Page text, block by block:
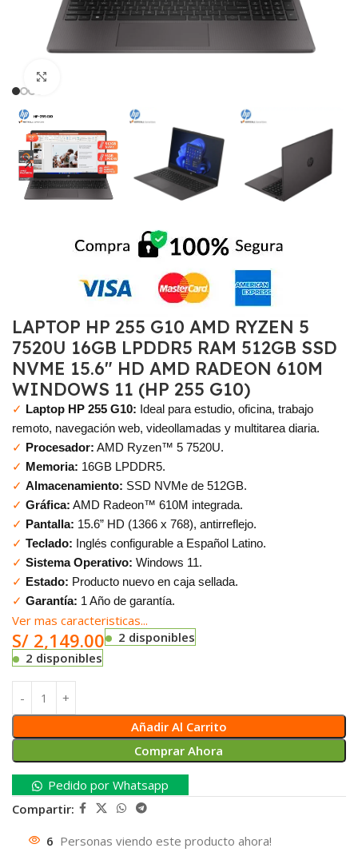
LAPTOP HP 255 G10 AMD RYZEN 5
7520U 16GB LPDDR5 RAM 512GB SSD
NVME 15.6″ HD AMD RADEON 610M
WINDOWS 11 (HP 255 G10)
✓ Laptop HP 255 G10: Ideal para estudio, oficina, trabajo
remoto, navegación web, videollamadas y multitarea diaria.
✓ Procesador: AMD Ryzen™ 5 7520U.
✓ Memoria: 16GB LPDDR5.
✓ Almacenamiento: SSD NVMe de 512GB.
✓ Gráfica: AMD Radeon™ 610M integrada.
✓ Pantalla: 15.6” HD (1366 x 768), antirreflejo.
✓ Teclado: Inglés configurable a Español Latino.
✓ Sistema Operativo: Windows 11.
✓ Estado: Producto nuevo en caja sellada.
✓ Garantía: 1 Año de garantía.
Ver mas caracteristicas...
S/ 2,149.00
2 disponibles
2 disponibles
Añadir Al Carrito
Comprar Ahora
Pedido por Whatsapp
Compartir:
6 Personas viendo este producto ahora!